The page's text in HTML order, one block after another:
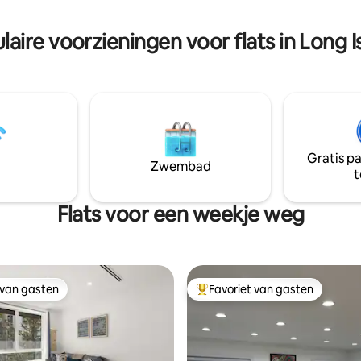
Lower (Soho, Lower
en Midtown
VERGUNNING#: STR-002935-
voorzieningen voor flats in Long
Zwembad
Gratis
Flats voor een weekje weg
gasten
gasten Topfavoriet van gasten
Favoriet van gasten